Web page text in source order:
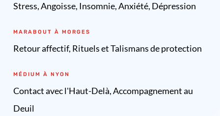
Stress, Angoisse, Insomnie, Anxiété, Dépression
MARABOUT À MORGES
Retour affectif, Rituels et Talismans de protection
MÉDIUM À NYON
Contact avec l'Haut-Delà, Accompagnement au
Deuil